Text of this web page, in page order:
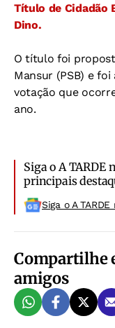
Título de Cidadão
Dino.
O título foi
Mansur (PSB) e
votação que
ano.
Siga o A TARDE
principais
Siga o A
Compartilhe
amigos